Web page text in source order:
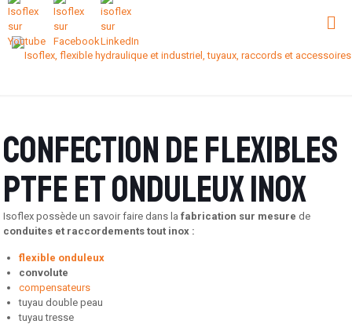
Confection de flexibles
PTFE et onduleux inox
Isoflex possède un savoir faire dans la fabrication sur mesure de
conduites et raccordements tout inox :
flexible onduleux
convolute
compensateurs
tuyau double peau
tuyau tresse